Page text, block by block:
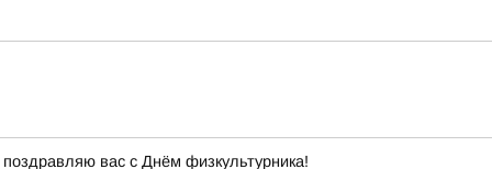
вас с Днём физкультурника!